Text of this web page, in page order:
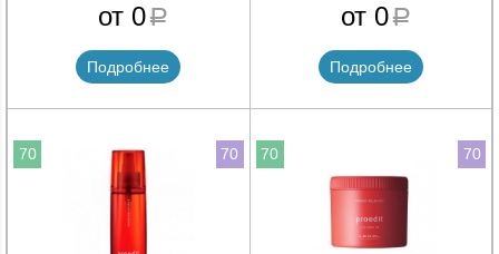
от 0 a
Подробнее
от 0a
Подробнее
70 70 70 70